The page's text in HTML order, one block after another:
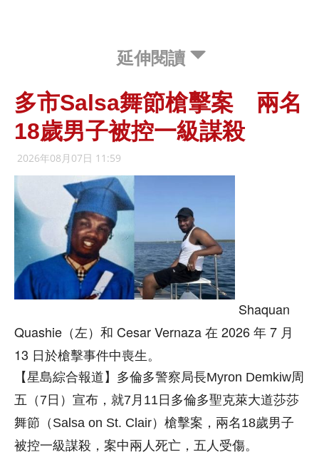
延伸閱讀
多市Salsa舞節槍擊案 兩名
18歲男子被控一級謀殺
2026年08月07日 11:59
Shaquan
Quashie（左）和 Cesar Vernaza 在 2026 年 7 月
13 日於槍擊事件中喪生。
【星島綜合報道】多倫多警察局長Myron Demkiw周
五（7日）宣布，就7月11日多倫多聖克萊大道莎莎
舞節（Salsa on St. Clair）槍擊案，兩名18歲男子
被控一級謀殺，案中兩人死亡，五人受傷。